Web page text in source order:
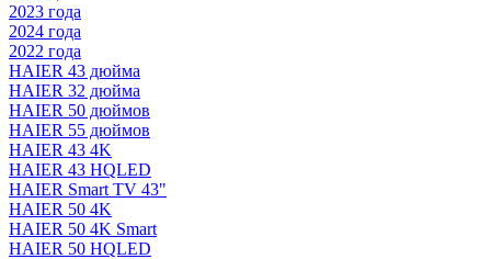
2023 года
2024 года
2022 года
HAIER 43 дюйма
HAIER 32 дюйма
HAIER 50 дюймов
HAIER 55 дюймов
HAIER 43 4K
HAIER 43 HQLED
HAIER Smart TV 43"
HAIER 50 4K
HAIER 50 4K Smart
HAIER 50 HQLED